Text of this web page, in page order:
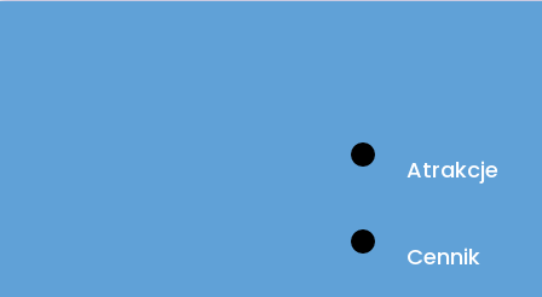
Atrakcje
Cennik
PING-